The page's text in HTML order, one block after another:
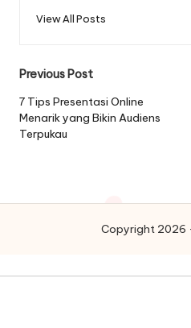
View All Posts
Post
navigation
Previous Post
7 Tips Presentasi Online
Menarik yang Bikin Audiens
Terpukau
Copyright 2026